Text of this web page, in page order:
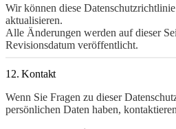
Wir können diese
aktualisieren.
Alle Änderungen werden auf dieser
Revisionsdatum veröffentlicht.
12. Kontakt
Wenn Sie Fragen zu dieser
persönlichen Daten haben,